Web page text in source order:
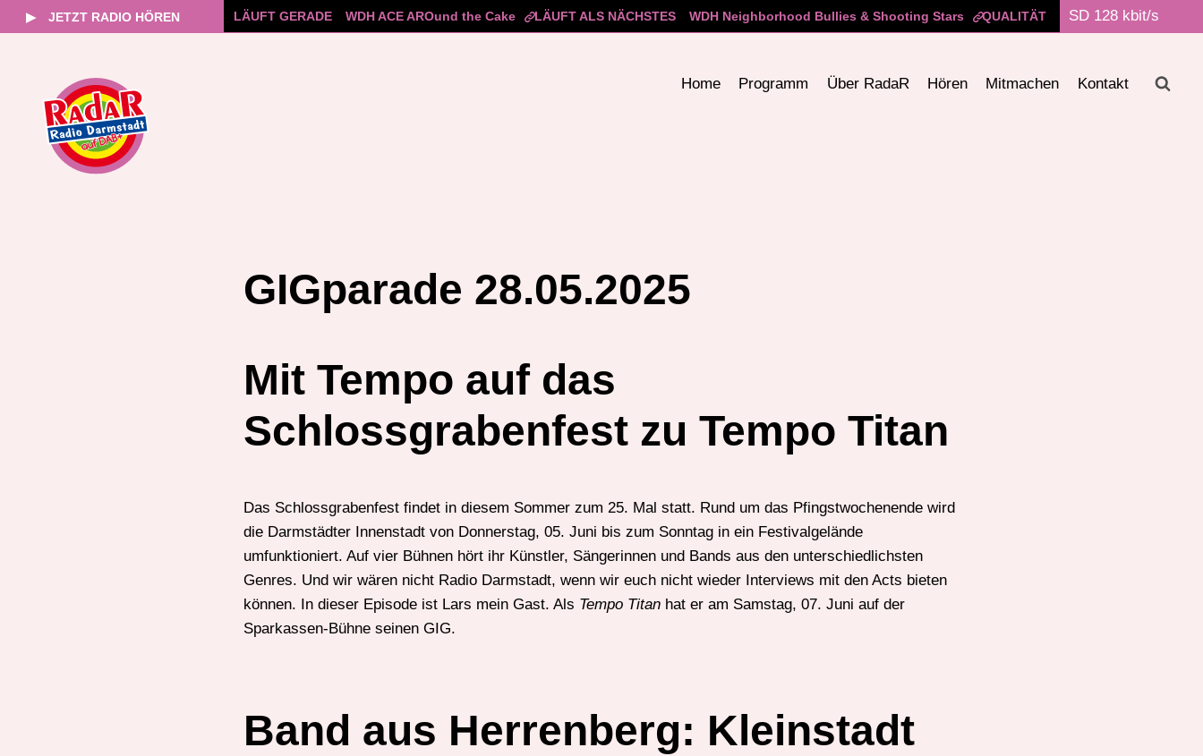
▶ JETZT RADIO HÖREN LÄUFT GERADE WDH ACE AROund the Cake LÄUFT ALS NÄCHSTES WDH Neighborhood Bullies & Shooting Stars QUALITÄT
Home Programm Über RadaR Hören Mitmachen Kontakt
GIGparade 28.05.2025
Mit Tempo auf das
Schlossgrabenfest zu Tempo Titan
Das Schlossgrabenfest findet in diesem Sommer zum 25. Mal statt. Rund um das Pfingstwochenende wird
die Darmstädter Innenstadt von Donnerstag, 05. Juni bis zum Sonntag in ein Festivalgelände
umfunktioniert. Auf vier Bühnen hört ihr Künstler, Sängerinnen und Bands aus den unterschiedlichsten
Genres. Und wir wären nicht Radio Darmstadt, wenn wir euch nicht wieder Interviews mit den Acts bieten
können. In dieser Episode ist Lars mein Gast. Als Tempo Titan hat er am Samstag, 07. Juni auf der
Sparkassen-Bühne seinen GIG.
Band aus Herrenberg: Kleinstadt